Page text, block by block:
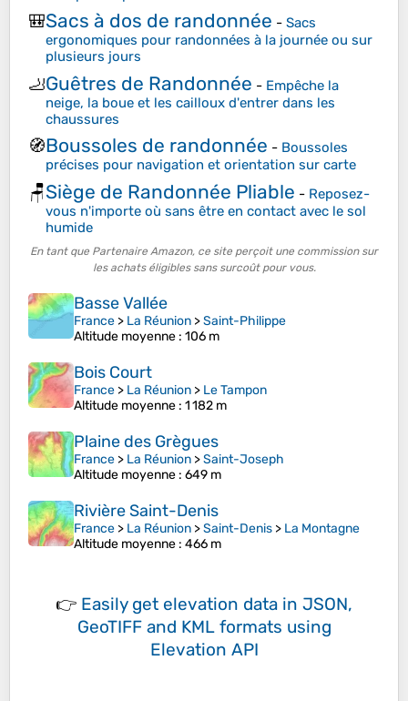
🎒Sacs à dos de randonnée - Sacs
ergonomiques pour randonnées à la journée ou sur
plusieurs jours
🦶Guêtres de Randonnée - Empêche la
neige, la boue et les cailloux d'entrer dans les
chaussures
🧭Boussoles de randonnée - Boussoles
précises pour navigation et orientation sur carte
🪑Siège de Randonnée Pliable - Reposez-
vous n'importe où sans être en contact avec le sol
humide
En tant que Partenaire Amazon, ce site perçoit une commission sur
les achats éligibles sans surcoût pour vous.
Basse Vallée
France > La Réunion >Saint-Philippe
Altitude moyenne : 106 m
Bois Court
France > La Réunion > Le Tampon
Altitude moyenne : 1 182 m
Plaine des Grègues
France > La Réunion >Saint-Joseph
Altitude moyenne : 649 m
Rivière Saint-Denis
France > La Réunion >Saint-Denis > La Montagne
Altitude moyenne : 466 m
👉 Easily get elevation data in JSON,
GeoTIFF and KML formats using
Elevation API